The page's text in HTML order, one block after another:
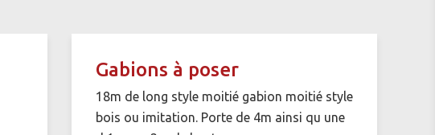
Gabions à poser
18m de long style moitié gabion moitié style
bois ou imitation. Porte de 4m ainsi qu une